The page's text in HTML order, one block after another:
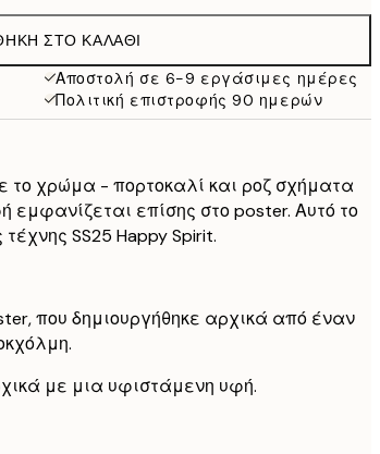
32,45 €
49 €
ΣΤΟ ΚΑΛΆΘΙ
Αποστολή σε 6-9 εργάσιμες ημέρες
Πολιτική επιστροφής 90 ημερών
το χρώμα - πορτοκαλί και ροζ σχήματα
εμφανίζεται επίσης στο poster. Αυτό το
SS25 Happy Spirit.
που δημιουργήθηκε αρχικά από έναν
με μια υφιστάμενη υφή.